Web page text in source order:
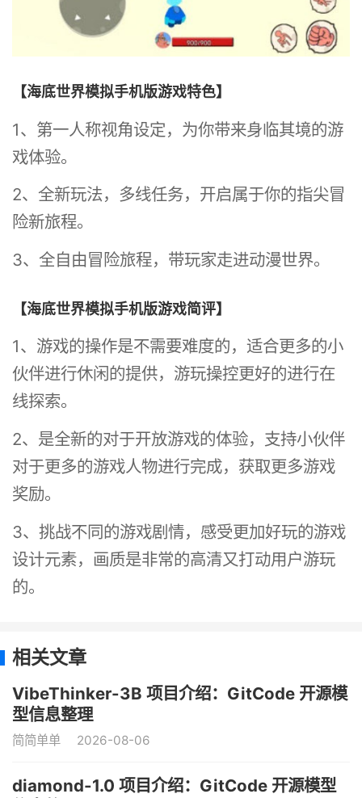
【海底世界模拟手机版游戏特色】
1、第一人称视角设定，为你带来身临其境的游
戏体验。
2、全新玩法，多线任务，开启属于你的指尖冒
险新旅程。
3、全自由冒险旅程，带玩家走进动漫世界。
【海底世界模拟手机版游戏简评】
1、游戏的操作是不需要难度的，适合更多的小
伙伴进行休闲的提供，游玩操控更好的进行在
线探索。
2、是全新的对于开放游戏的体验，支持小伙伴
对于更多的游戏人物进行完成，获取更多游戏
奖励。
3、挑战不同的游戏剧情，感受更加好玩的游戏
设计元素，画质是非常的高清又打动用户游玩
的。
相关文章
VibeThinker-3B 项目介绍：GitCode 开源模
型信息整理
简简单单 2026-08-06
diamond-1.0 项目介绍：GitCode 开源模型